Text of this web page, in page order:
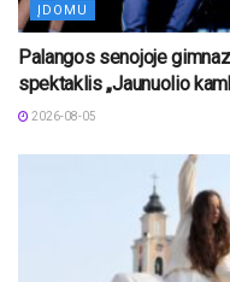
ĮDOMU
Palangos senojoje
spektaklis „Jaunuolio
2026-08-05